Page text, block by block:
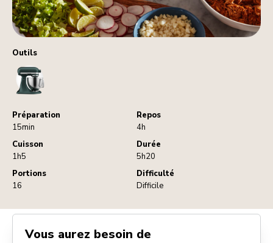
Outils
StandMixer
Préparation
15min
Repos
4h
Cuisson
1h5
Durée
5h20
Portions
16
Difficulté
Difficile
Vous aurez besoin de